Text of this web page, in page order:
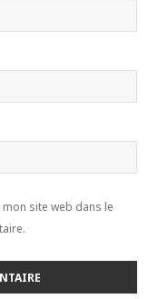
site web dans le